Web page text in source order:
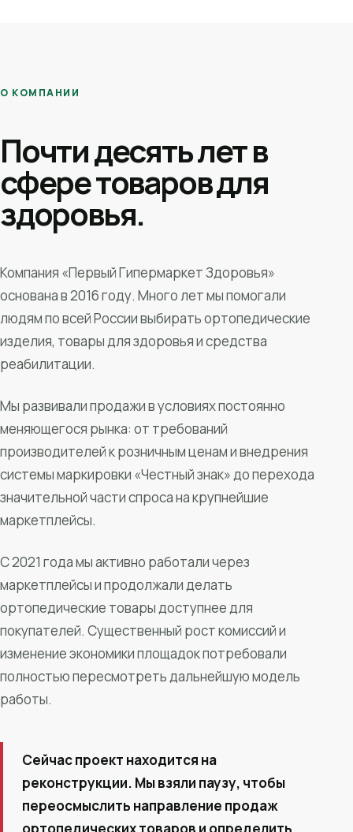
О КОМПАНИИ
Почти десять лет в
сфере товаров для
здоровья.
Компания «Первый Гипермаркет Здоровья»
основана в 2016 году. Много лет мы помогали
людям по всей России выбирать ортопедические
изделия, товары для здоровья и средства
реабилитации.
Мы развивали продажи в условиях постоянно
меняющегося рынка: от требований
производителей к розничным ценам и внедрения
системы маркировки «Честный знак» до перехода
значительной части спроса на крупнейшие
маркетплейсы.
С 2021 года мы активно работали через
маркетплейсы и продолжали делать
ортопедические товары доступнее для
покупателей. Существенный рост комиссий и
изменение экономики площадок потребовали
полностью пересмотреть дальнейшую модель
работы.
Сейчас проект находится на
реконструкции. Мы взяли паузу, чтобы
переосмыслить направление продаж